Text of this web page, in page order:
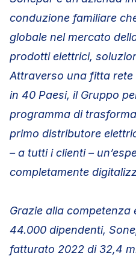
conduzione familiare
globale nel mercato
prodotti elettrici,
Attraverso una fitta
in 40 Paesi, il Gruppo
programma di
primo distributore
– a tutti i clienti –
completamente
Grazie alla competenza
44.000 dipendenti,
fatturato 2022 di 32,4